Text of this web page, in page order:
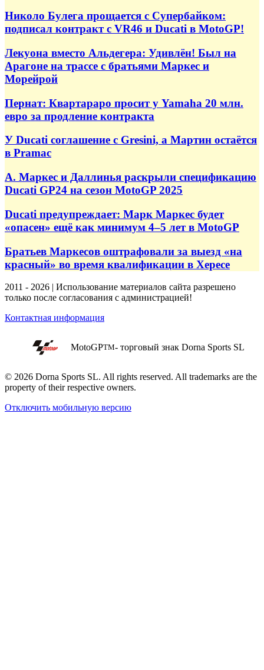
Николо Булега прощается с Супербайком:
подписал контракт с VR46 и Ducati в MotoGP!
Лекуона вместо Альдегера: Удивлён! Был на
Арагоне на трассе с братьями Маркес и
Морейрой
Пернат: Квартараро просит у Yamaha 20 млн.
евро за продление контракта
У Ducati соглашение с Gresini, а Мартин остаётся
в Pramac
А. Маркес и Даллинья раскрыли спецификацию
Ducati GP24 на сезон MotoGP 2025
Ducati предупреждает: Марк Маркес будет
«опасен» ещё как минимум 4–5 лет в MotoGP
Братьев Маркесов оштрафовали за выезд «на
красный» во время квалификации в Хересе
2011 - 2026 | Использование материалов сайта разрешено
только после согласования с администрацией!
Контактная информация
MotoGPTM- торговый знак Dorna Sports SL
© 2026 Dorna Sports SL. All rights reserved. All trademarks are the
property of their respective owners.
Отключить мобильную версию